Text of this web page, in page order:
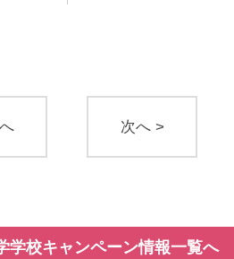
次へ >
学校キャンペーン情報一覧へ